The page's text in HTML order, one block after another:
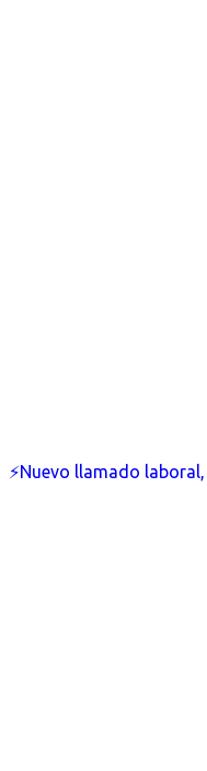
⚡Nuevo llamado